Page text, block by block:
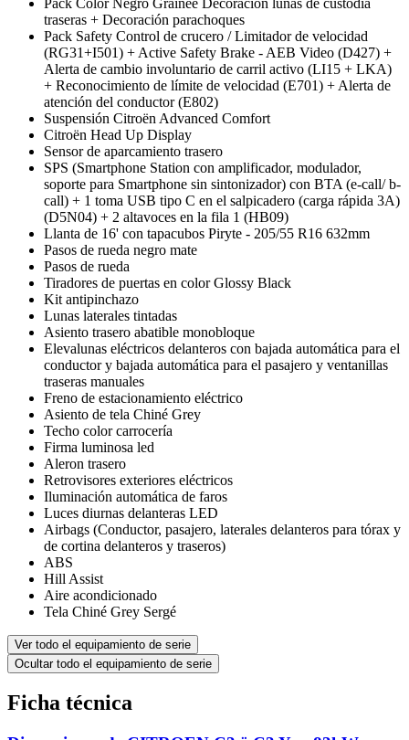
traseras + Decoración parachoques
Pack Safety Control de crucero / Limitador de velocidad
(RG31+I501) + Active Safety Brake - AEB Video (D427) +
Alerta de cambio involuntario de carril activo (LI15 + LKA)
+ Reconocimiento de límite de velocidad (E701) + Alerta de
atención del conductor (E802)
Suspensión Citroën Advanced Comfort
Citroën Head Up Display
Sensor de aparcamiento trasero
SPS (Smartphone Station con amplificador, modulador,
soporte para Smartphone sin sintonizador) con BTA (e-call/ b-
call) + 1 toma USB tipo C en el salpicadero (carga rápida 3A)
(D5N04) + 2 altavoces en la fila 1 (HB09)
Llanta de 16' con tapacubos Piryte - 205/55 R16 632mm
Pasos de rueda negro mate
Pasos de rueda
Tiradores de puertas en color Glossy Black
Kit antipinchazo
Lunas laterales tintadas
Asiento trasero abatible monobloque
Elevalunas eléctricos delanteros con bajada automática para el
conductor y bajada automática para el pasajero y ventanillas
traseras manuales
Freno de estacionamiento eléctrico
Asiento de tela Chiné Grey
Techo color carrocería
Firma luminosa led
Aleron trasero
Retrovisores exteriores eléctricos
Iluminación automática de faros
Luces diurnas delanteras LED
Airbags (Conductor, pasajero, laterales delanteros para tórax y
de cortina delanteros y traseros)
ABS
Hill Assist
Aire acondicionado
Tela Chiné Grey Sergé
Ver todo el equipamiento de serie
Ocultar todo el equipamiento de serie
Ficha técnica